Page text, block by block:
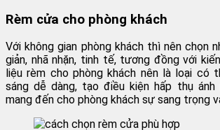
Rèm cửa cho phòng khách
Với không gian phòng khách thì nên chọn
giản, nhã nhặn, tinh tế, tương đồng với
liệu rèm cho phòng khách nên là loại có
sáng dễ dàng, tạo điều kiện hấp thụ
mang đến cho phòng khách sự sang trọng